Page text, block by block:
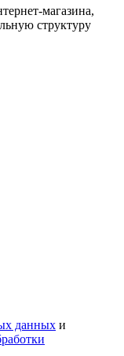
магазина,
структуру
данных и